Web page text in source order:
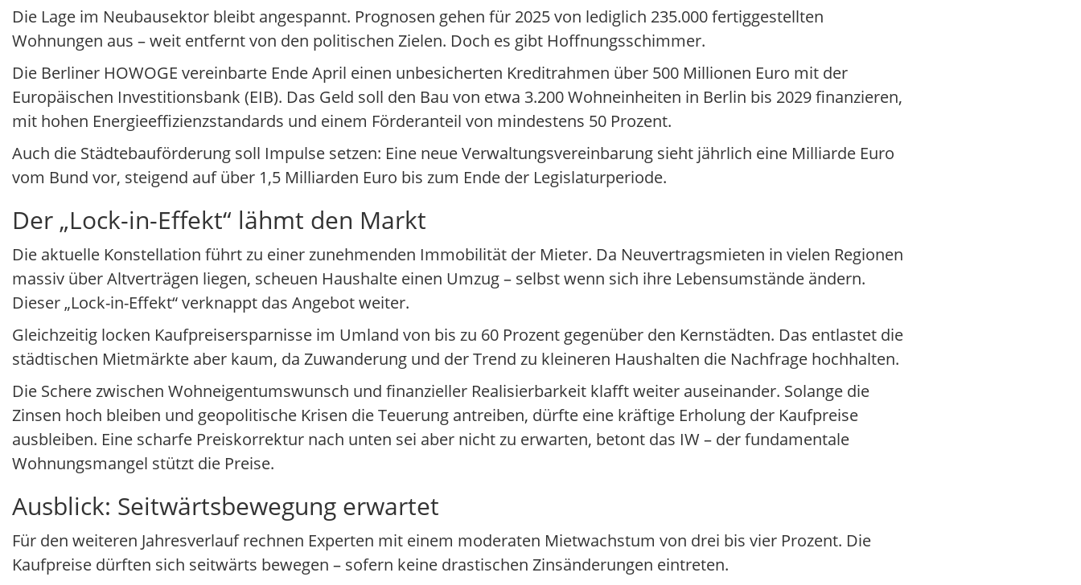
Die Lage im Neubausektor bleibt angespannt. Prognosen gehen für 2025 von lediglich 235.000 fertiggestellten
Wohnungen aus – weit entfernt von den politischen Zielen. Doch es gibt Hoffnungsschimmer.
Die Berliner HOWOGE vereinbarte Ende April einen unbesicherten Kreditrahmen über 500 Millionen Euro mit der
Europäischen Investitionsbank (EIB). Das Geld soll den Bau von etwa 3.200 Wohneinheiten in Berlin bis 2029 finanzieren,
mit hohen Energieeffizienzstandards und einem Förderanteil von mindestens 50 Prozent.
Auch die Städtebauförderung soll Impulse setzen: Eine neue Verwaltungsvereinbarung sieht jährlich eine Milliarde Euro
vom Bund vor, steigend auf über 1,5 Milliarden Euro bis zum Ende der Legislaturperiode.
Der „Lock-in-Effekt“ lähmt den Markt
Die aktuelle Konstellation führt zu einer zunehmenden Immobilität der Mieter. Da Neuvertragsmieten in vielen Regionen
massiv über Altverträgen liegen, scheuen Haushalte einen Umzug – selbst wenn sich ihre Lebensumstände ändern.
Dieser „Lock-in-Effekt“ verknappt das Angebot weiter.
Gleichzeitig locken Kaufpreisersparnisse im Umland von bis zu 60 Prozent gegenüber den Kernstädten. Das entlastet die
städtischen Mietmärkte aber kaum, da Zuwanderung und der Trend zu kleineren Haushalten die Nachfrage hochhalten.
Die Schere zwischen Wohneigentumswunsch und finanzieller Realisierbarkeit klafft weiter auseinander. Solange die
Zinsen hoch bleiben und geopolitische Krisen die Teuerung antreiben, dürfte eine kräftige Erholung der Kaufpreise
ausbleiben. Eine scharfe Preiskorrektur nach unten sei aber nicht zu erwarten, betont das IW – der fundamentale
Wohnungsmangel stützt die Preise.
Ausblick: Seitwärtsbewegung erwartet
Für den weiteren Jahresverlauf rechnen Experten mit einem moderaten Mietwachstum von drei bis vier Prozent. Die
Kaufpreise dürften sich seitwärts bewegen – sofern keine drastischen Zinsänderungen eintreten.